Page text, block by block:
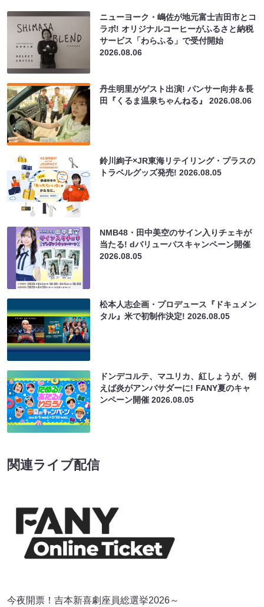
ニューヨーク・嶋佐が地元富士吉田市とコ
ラボ! オリジナルコーヒーがふるさと納税
サービス「わらふる」で受付開始
2026.08.06
丹生明里がゲスト出演! パンサー向井＆長
田『くるま温泉ちゃんねる』2026.08.06
鈴川絢子×JR東海リテイリング・プラスの
トラベルグッズ発売!2026.08.05
NMB48・田中美空のサイン入りチェキが
当たる! dバリューパスキャンペーン開催
2026.08.05
松本人志企画・プロデュース『ドキュメン
タル』米で初制作決定!2026.08.05
ドンデコルテ、マユリカ、紅しょうが、例
えば炎がアンバサダーに! FANY夏のキャ
ンペーン開催2026.08.05
関連ライブ配信
今夜開票！吉本新喜劇座員総選挙2026～